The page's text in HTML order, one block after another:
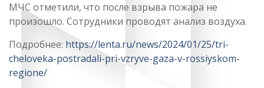
МЧС отметили, что после взрыва пожара не
произошло. Сотрудники проводят анализ воздуха.
Подробнее: https://lenta.ru/news/2024/01/25/tri-
cheloveka-postradali-pri-vzryve-gaza-v-rossiyskom-
regione/